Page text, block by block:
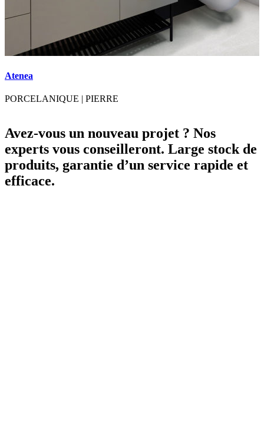
Atenea
PORCELANIQUE PIERRE
Avez-vous un nouveau projet ? Nos
experts vous conseilleront. Large stock de
produits, garantie d’un service rapide et
efficace.